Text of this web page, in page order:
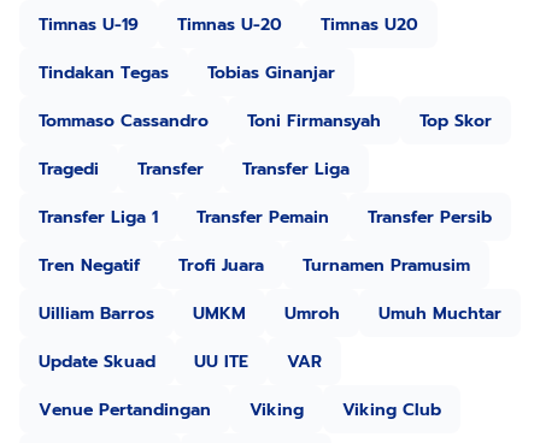
Timnas U-19
Timnas U-20
Timnas U20
Tindakan Tegas
Tobias Ginanjar
Tommaso Cassandro
Toni Firmansyah
Top Skor
Tragedi
Transfer
Transfer Liga
Transfer Liga 1
Transfer Pemain
Transfer Persib
Tren Negatif
Trofi Juara
Turnamen Pramusim
Uilliam Barros
UMKM Umroh
Umuh Muchtar
Update Skuad
UU ITE
VAR
Venue Pertandingan
Viking
Viking Club